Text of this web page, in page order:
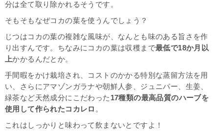
分は全て取り除かれるそうです。
そもそもなぜコカの葉を使うんでしょう？
じつはコカの葉の複雑な風味が、なんとも味のある旨さを作
り出すんです。ちなみにコカの葉は収穫まで最低で18か月以
上かかるんだとか。
手間暇をかけ栽培され、コストのかかる特別な蒸留方法を用
い、さらにアマゾンガラナや朝鮮人参、ジュニパー、生姜、
緑茶など天然成分にこだわった 17種類の最高品質のハーブを
使用して作られたコカレロ 。
これはしっかりと味わって飲まないとですよ！